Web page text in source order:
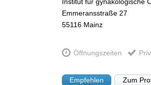
Emmeransstraße 27
55116 Mainz
Öffnungszeiten
Empfehlen Zum